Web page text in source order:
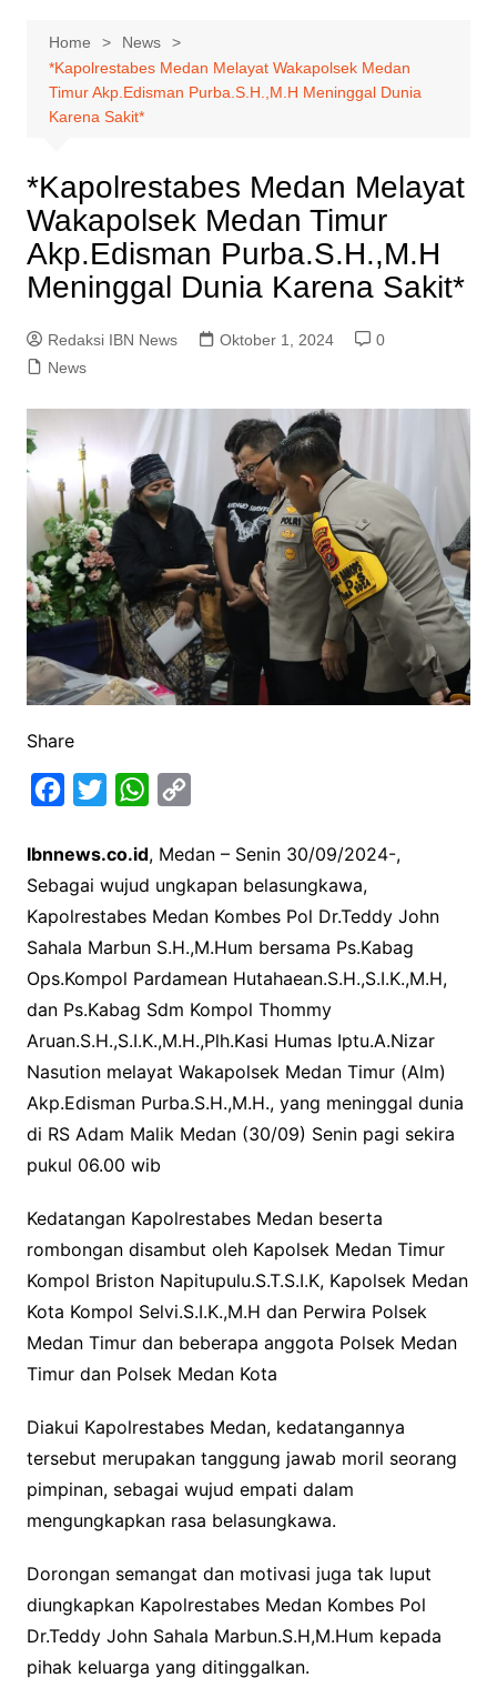
Home
News
*Kapolrestabes Medan Melayat Wakapolsek Medan
Timur Akp.Edisman Purba.S.H.,M.H Meninggal Dunia
Karena Sakit*
*Kapolrestabes Medan Melayat
Wakapolsek Medan Timur
Akp.Edisman Purba.S.H.,M.H
Meninggal Dunia Karena Sakit*
Redaksi IBN News Oktober 1, 2024
0
News
Share
c
e
b
o
o
k
i
t
t
e
r
W
a
t
s
A
p
p
p
y
L
i
n
k
Ibnnews.co.id, Medan – Senin 30/09/2024-,
Sebagai wujud ungkapan belasungkawa,
Kapolrestabes Medan Kombes Pol Dr.Teddy John
Sahala Marbun S.H.,M.Hum bersama Ps.Kabag
Ops.Kompol Pardamean Hutahaean.S.H.,S.I.K.,M.H,
dan Ps.Kabag Sdm Kompol Thommy
Aruan.S.H.,S.I.K.,M.H.,Plh.Kasi Humas Iptu.A.Nizar
Nasution melayat Wakapolsek Medan Timur (Alm)
Akp.Edisman Purba.S.H.,M.H., yang meninggal dunia
di RS Adam Malik Medan (30/09) Senin pagi sekira
pukul 06.00 wib
Kedatangan Kapolrestabes Medan beserta
rombongan disambut oleh Kapolsek Medan Timur
Kompol Briston Napitupulu.S.T.S.I.K, Kapolsek Medan
Kota Kompol Selvi.S.I.K.,M.H dan Perwira Polsek
Medan Timur dan beberapa anggota Polsek Medan
Timur dan Polsek Medan Kota
Diakui Kapolrestabes Medan, kedatangannya
tersebut merupakan tanggung jawab moril seorang
pimpinan, sebagai wujud empati dalam
mengungkapkan rasa belasungkawa.
Dorongan semangat dan motivasi juga tak luput
diungkapkan Kapolrestabes Medan Kombes Pol
Dr.Teddy John Sahala Marbun.S.H,M.Hum kepada
pihak keluarga yang ditinggalkan.